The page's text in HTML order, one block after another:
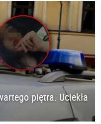
piętra. Uciekła